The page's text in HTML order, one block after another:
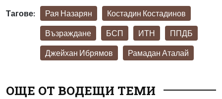
Тагове: Рая Назарян Костадин Костадинов
Възраждане БСП ИТН ППДБ
Джейхан Ибрямов Рамадан Аталай
ОЩЕ ОТ ВОДЕЩИ ТЕМИ